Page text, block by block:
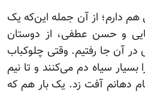
هم دارم؛ از آن جمله این‌که یک
و حسن عطفی، از دوستان
در آن جا رفتیم. وقتی چلوکباب
سیاه دم می‌کنند و تا نیم
دهانم آفت زد. یک بار هم که